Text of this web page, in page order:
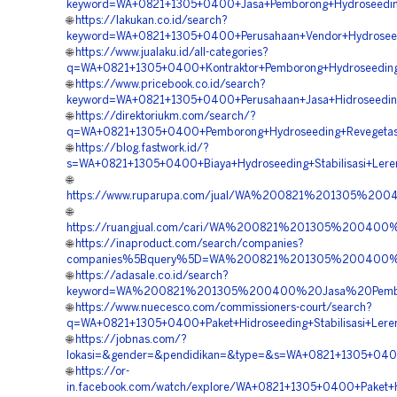
🌐 https://lakukan.co.id/search?
🌐 https://www.jualaku.id/all-categories?
🌐 https://www.pricebook.co.id/search?
🌐 https://direktoriukm.com/search/?
🌐 https://blog.fastwork.id/?
🌐
https://www.ruparupa.com/jual/
🌐
https://ruangjual.com/cari/
🌐 https://inaproduct.com/search/companies?
🌐 https://adasale.co.id/search?
🌐 https://www.nuecesco.com/commissioners-court/search?
🌐 https://jobnas.com/?
🌐 https://or-
in.facebook.com/watch/explore/